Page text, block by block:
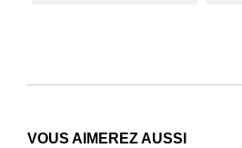
VOUS AIMEREZ AUSSI